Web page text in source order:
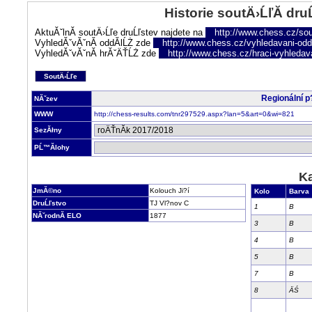
Historie soutÄ›ĹľĂ­
AktuĂˇlnĂ­ soutÄ›Ĺľe druĹľstev najdete na
http://www.chess.cz/
VyhledĂˇvĂˇnĂ­ oddĂ­lĹŻ zde
http://www.chess.cz/vyhledavani-
VyhledĂˇvĂˇnĂ­ hrĂˇÄŤĹŻ zde
http://www.chess.cz/hraci-
SoutÄ›Ĺľe
NĂˇzev Regionální
WWW http://chess-results.com/tnr297529.aspx?lan=5&art=0&wi=821
SezĂłny
PĹ™Ă­lohy
JmĂ©no
Kolouch Ji?í
DruĹľstvo
TJ Vl?nov C
NĂˇrodnĂ­ ELO
1877
Kolo
Barva
1
B
3 B
4 B
5 B
7 B
8 ÄŚ